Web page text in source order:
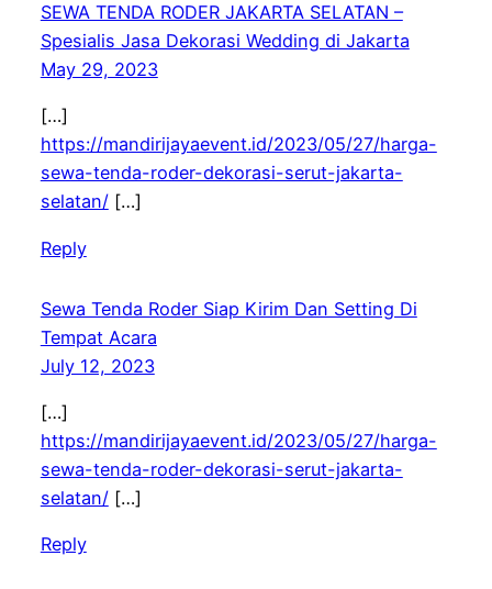
SEWA TENDA RODER JAKARTA SELATAN –
Spesialis Jasa Dekorasi Wedding di Jakarta
May 29, 2023
[…]
https://mandirijayaevent.id/2023/05/27/harga-
sewa-tenda-roder-dekorasi-serut-jakarta-
selatan/[…]
Reply
Sewa Tenda Roder Siap Kirim Dan Setting Di
Tempat Acara
July 12, 2023
[…]
https://mandirijayaevent.id/2023/05/27/harga-
sewa-tenda-roder-dekorasi-serut-jakarta-
selatan/[…]
Reply